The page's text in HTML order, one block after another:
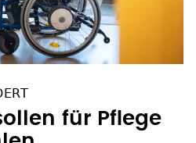
für Pflege